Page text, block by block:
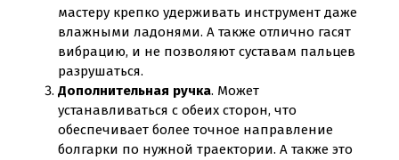
мастеру крепко удерживать инструмент даже
влажными ладонями. А также отлично гасят
вибрацию, и не позволяют суставам пальцев
разрушаться.
Дополнительная ручка. Может
устанавливаться с обеих сторон, что
обеспечивает более точное направление
болгарки по нужной траектории. А также это